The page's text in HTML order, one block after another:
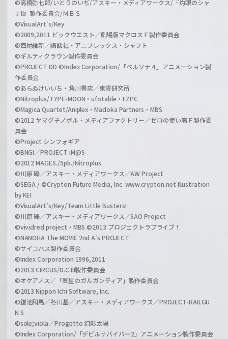
©高橋弥七郎/いとうのいぢ/アスキー・メディアワークス/『灼眼のシャ
ナII』製作委員会/ＭＢＳ
©VisualArt's/Key
©2009,2011 ビックウエスト／劇場版マクロスＦ製作委員会
©西尾維新／講談社・アニプレックス・シャフト
©ギルティクラウン製作委員会
©PROJECT DD ©Index Corporation/「ペルソナ４」アニメーション製
作委員会
©あらゐけいいち・角川書店／東雲研究所
©Nitroplus/TYPE-MOON・ufotable・FZPC
©Magica Quartet/Aniplex・Madoka Partners・MBS
©2012 ヤマグチノボル・メディアファクトリー／ゼロの使い魔Ｆ製作委
員会
©Project シンフォギア
©BNGI／PROJECT iM@S
©2012 MAGES./5pb./Nitroplus
©川原 礫／アスキー・メディアワークス／AW Project
©SEGA / ©Crypton Future Media, Inc. www.crypton.net Illustration
by KEI
©VisualArt's/Key/Team Little Busters!
©川原 礫／アスキー・メディアワークス／SAO Project
©vividred project・MBS ©2013 プロジェクトラブライブ！
©NANOHA The MOVIE 2nd A's PROJECT
©サイコパス製作委員会
©Index Corporation 1996,2011
©2013 CIRCUS/D.C.III製作委員会
©オケアノス／「翠星のガルガンティア」製作委員会
©2013 Nippon Ichi Software, Inc.
©鎌池和馬／冬川基／アスキー・メディアワークス／PROJECT-RAILGU
N S
©sole;viola／Progetto 幻影太陽
©Index Corporation/「デビルサバイバー2」アニメーション製作委員会